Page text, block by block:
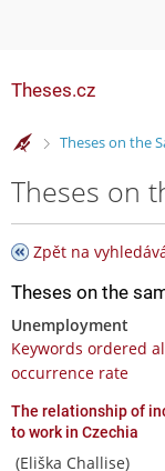
Theses.cz
>
Theses on the
Theses on
Zpět na
Theses on the
Unemployment
Keywords ordered
occurrence rate
The relationship of
to work in Czechia
(Eliška Challise)